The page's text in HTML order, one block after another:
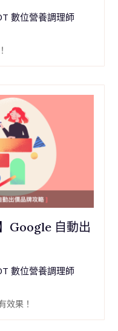
數位營養調理師
Google 自動出
數位營養調理師
效果！